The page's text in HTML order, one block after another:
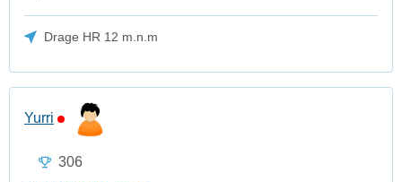
Drage HR 12 m.n.m
Yurri
306